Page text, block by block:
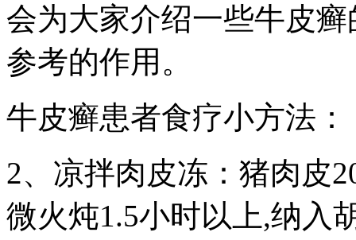
会为大家介绍一些牛皮
参考的作用。
牛皮癣患者食疗小方法：
2、凉拌肉皮冻：猪肉皮
微火炖1.5小时以上,纳入